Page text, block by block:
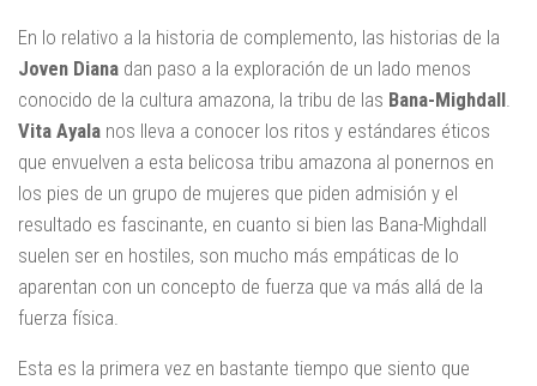
En lo relativo a la historia de complemento, las historias de la
Joven Diana dan paso a la exploración de un lado menos
conocido de la cultura amazona, la tribu de las Bana-Mighdall
Vita Ayala nos lleva a conocer los ritos y estándares éticos
que envuelven a esta belicosa tribu amazona al ponernos en
los pies de un grupo de mujeres que piden admisión y el
resultado es fascinante, en cuanto si bien las Bana-Mighdall
suelen ser en hostiles, son mucho más empáticas de lo
aparentan con un concepto de fuerza que va más allá de la
fuerza física.
Esta es la primera vez en bastante tiempo que siento que